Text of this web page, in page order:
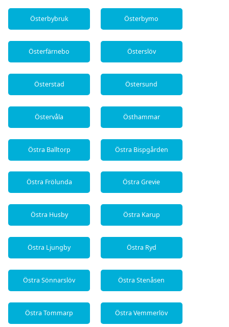
Österbybruk Österbymo
Österfärnebo Österslöv
Österstad Östersund
Östervåla Östhammar
Östra Balltorp Östra Bispgården
Östra Frölunda Östra Grevie
Östra Husby Östra Karup
Östra Ljungby Östra Ryd
Östra Sönnarslöv Östra Stenåsen
Östra Tommarp Östra Vemmerlöv